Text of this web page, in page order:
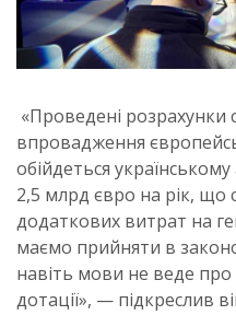
«Проведені розрахунки
впровадження
обійдеться
2,5 млрд євро на рік, що
додаткових витрат на
маємо прийняти в
навіть мови не веде про
дотації», — підкреслив